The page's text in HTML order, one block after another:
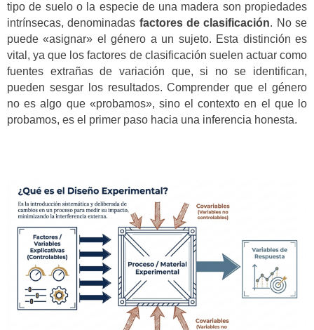
tipo de suelo o la especie de una madera son propiedades
intrínsecas, denominadas factores de clasificación. No se
puede «asignar» el género a un sujeto. Esta distinción es
vital, ya que los factores de clasificación suelen actuar como
fuentes extrañas de variación que, si no se identifican,
pueden sesgar los resultados. Comprender que el género
no es algo que «probamos», sino el contexto en el que lo
probamos, es el primer paso hacia una inferencia honesta.